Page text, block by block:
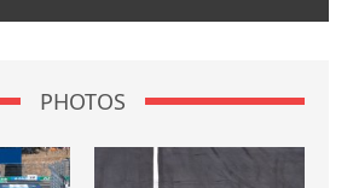
PHOTOS